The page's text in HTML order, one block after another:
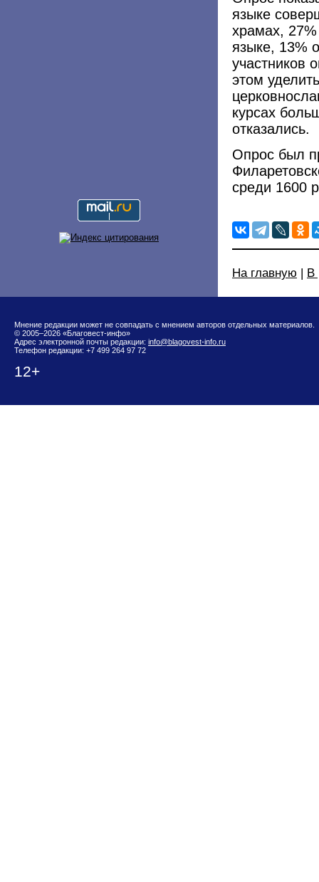
языке
храмах, 27%
языке, 13%
участников
этом
курсах
отказались.
Опрос был
среди 1600
На главную | В
Мнение редакции может не совпадать с мнением авторов отдельных материалов.
© 2005–2026 «Благовест-инфо»
Адрес электронной почты редакции: info@blagovest-info.ru
Телефон редакции: +7 499 264 97 72
12+